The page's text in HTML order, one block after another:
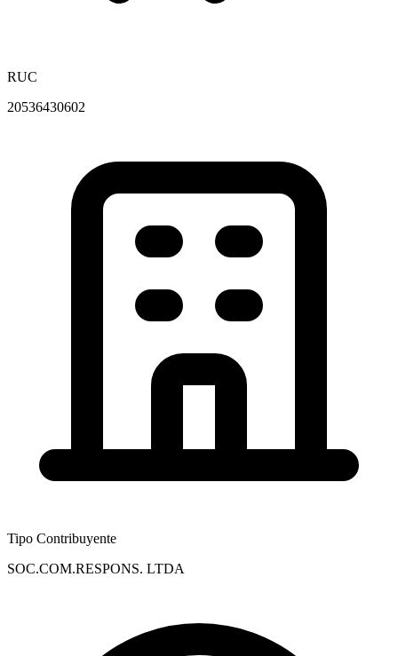
RUC
20536430602
Tipo Contribuyente
SOC.COM.RESPONS. LTDA